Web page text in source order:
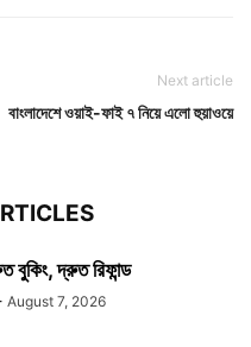
Next article
বাংলাদেশে ওয়াই-ফাই ৭ নিয়ে এলো হুয়াওয়ে
বুকিং, দ্রুত রিফান্ড
August 7, 2026